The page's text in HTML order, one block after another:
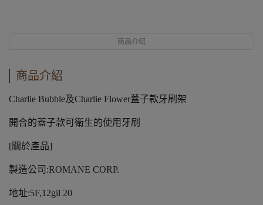
商品介紹
商品介紹
Charlie Bubble及Charlie Flower蓋子款牙刷架
開合的蓋子款可衛生的使用牙刷
[關於產品]
製造公司:ROMANE CORP.
地址:5F,12gil 20